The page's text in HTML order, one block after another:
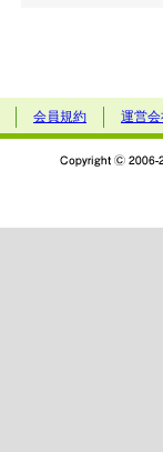
会員規約 運営